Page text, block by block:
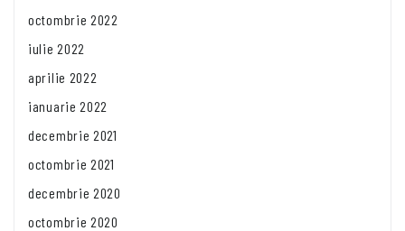
octombrie 2022
iulie 2022
aprilie 2022
ianuarie 2022
decembrie 2021
octombrie 2021
decembrie 2020
octombrie 2020